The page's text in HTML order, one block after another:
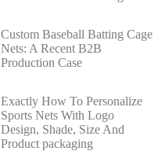
Custom Baseball Batting Cage
Nets: A Recent B2B
Production Case
Exactly How To Personalize
Sports Nets With Logo
Design, Shade, Size And
Product packaging